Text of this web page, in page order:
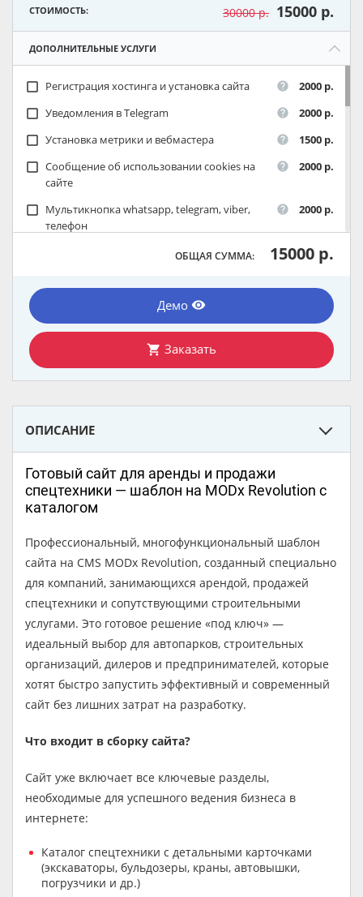
СТОИМОСТЬ: 30000 р. 15000 р.
ДОПОЛНИТЕЛЬНЫЕ УСЛУГИ
check_box_outline_blank Регистрация хостинга и установка сайта help
2000 р.
check_box_outline_blank Уведомления в Telegram help
2000 р.
check_box_outline_blank Установка метрики и вебмастера help
1500 р.
check_box_outline_blank Сообщение об использовании cookies на
сайте
help 2000 р.
check_box_outline_blank Мультикнопка whatsapp, telegram, viber,
телефон
help 2000 р.
ОБЩАЯ СУММА: 15000 р.
Демо remove_red_eye
shopping_cart Заказать
ОПИСАНИЕ
Готовый сайт для аренды и продажи
спецтехники — шаблон на MODx Revolution с
каталогом
Профессиональный, многофункциональный шаблон
сайта на CMS MODx Revolution, созданный специально
для компаний, занимающихся арендой, продажей
спецтехники и сопутствующими строительными
услугами. Это готовое решение «под ключ» —
идеальный выбор для автопарков, строительных
организаций, дилеров и предпринимателей, которые
хотят быстро запустить эффективный и современный
сайт без лишних затрат на разработку.
Что входит в сборку сайта?
Сайт уже включает все ключевые разделы,
необходимые для успешного ведения бизнеса в
интернете:
Каталог спецтехники с детальными карточками
(экскаваторы, бульдозеры, краны, автовышки,
погрузчики и др.)